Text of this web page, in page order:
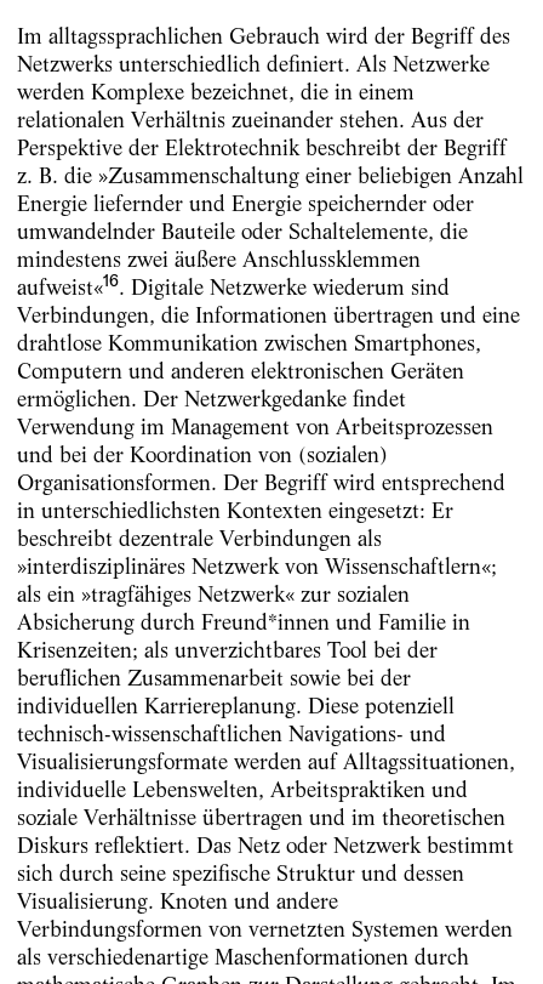
Im alltagssprachlichen Gebrauch wird der Begriff des
Netzwerks unterschiedlich definiert. Als Netzwerke
werden Komplexe bezeichnet, die in einem
relationalen Verhältnis zueinander stehen. Aus der
Perspektive der Elektrotechnik beschreibt der Begriff
z. B. die »Zusammenschaltung einer beliebigen Anzahl
Energie liefernder und Energie speichernder oder
umwandelnder Bauteile oder Schaltelemente, die
mindestens zwei äußere Anschlussklemmen
aufweist«16. Digitale Netzwerke wiederum sind
Verbindungen, die Informationen übertragen und eine
drahtlose Kommunikation zwischen Smartphones,
Computern und anderen elektronischen Geräten
ermöglichen. Der Netzwerkgedanke findet
Verwendung im Management von Arbeitsprozessen
und bei der Koordination von (sozialen)
Organisationsformen. Der Begriff wird entsprechend
in unterschiedlichsten Kontexten eingesetzt: Er
beschreibt dezentrale Verbindungen als
»interdisziplinäres Netzwerk von Wissenschaftlern«;
als ein »trag­fähiges Netzwerk« zur sozialen
Absicherung durch Freund*innen und Familie in
Krisenzeiten; als unverzichtbares Tool bei der
beruflichen Zusammenarbeit sowie bei der
individuellen Karriereplanung. Diese potenziell
technisch-wissenschaftlichen Navigations- und
Visualisierungsformate werden auf Alltagssituationen,
individuelle Lebenswelten, Arbeitspraktiken und
soziale Verhältnisse übertragen und im theoretischen
Diskurs reflektiert. Das Netz oder Netzwerk bestimmt
sich durch seine spezifische Struktur und dessen
Visualisierung. Knoten und andere
Verbindungsformen von vernetzten Systemen werden
als verschiedenartige Maschenformationen durch